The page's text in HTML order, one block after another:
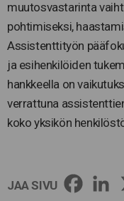
muutosvastarinta
pohtimiseksi,
Assistenttityön
ja esihenkilöiden
hankkeella on
verrattuna
koko yksikön
JAA SIVU